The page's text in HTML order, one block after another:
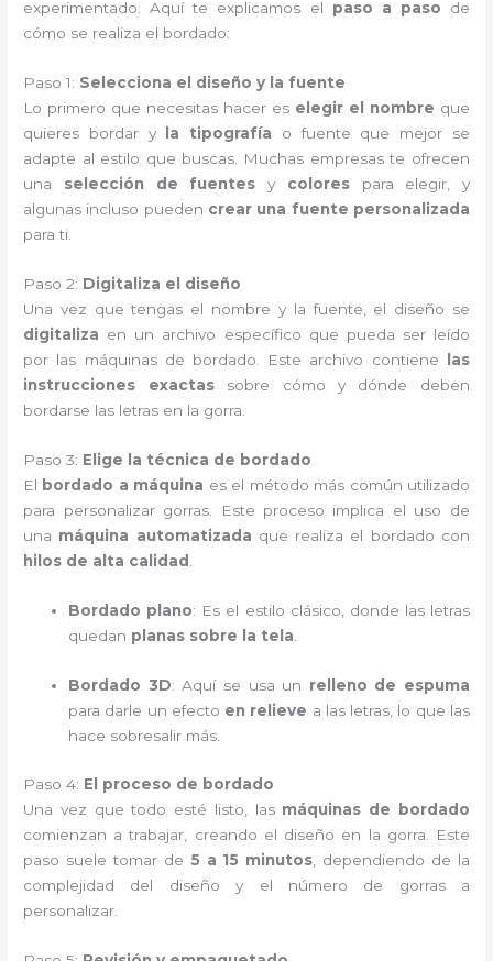
experimentado. Aquí te explicamos el paso a paso de
cómo se realiza el bordado:
Paso 1: Selecciona el diseño y la fuente
Lo primero que necesitas hacer es elegir el nombre que
quieres bordar y
la tipografía o fuente que mejor se
adapte al estilo que buscas. Muchas empresas te ofrecen
una selección de fuentes y colorespara elegir, y
algunas incluso pueden crear una fuente personalizada
para ti.
Paso 2: Digitaliza el diseño
Una vez que tengas el nombre y la fuente, el diseño se
digitaliza en un archivo específico que pueda ser leído
por las máquinas de bordado. Este archivo contiene
las
instrucciones exactassobre cómo y dónde deben
bordarse las letras en la gorra.
Paso 3: Elige la técnica de bordado
El bordado a máquina es el método más común utilizado
para personalizar gorras. Este proceso implica el uso de
una máquina automatizada que realiza el bordado con
hilos de alta calidad
Bordado plano: Es el estilo clásico, donde las letras
quedan planas sobre la tela
Bordado 3D: Aquí se usa un relleno de espuma
para darle un efecto en relieve a las letras, lo que las
hace sobresalir más.
Paso 4: El proceso de bordado
Una vez que todo esté listo, las máquinas de bordado
comienzan a trabajar, creando el diseño en la gorra. Este
paso suele tomar de 5 a 15 minutos, dependiendo de la
complejidad del diseño y el número de gorras a
personalizar.